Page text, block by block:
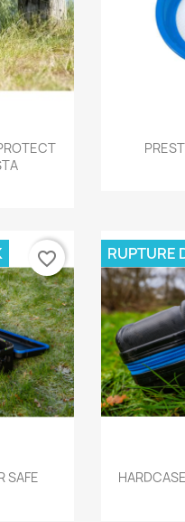

SAFE
favorite_border

RUPTURE